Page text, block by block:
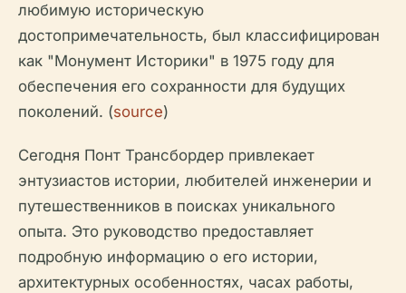
любимую историческую
достопримечательность, был классифицирован
как "Монумент Историки" в 1975 году для
обеспечения его сохранности для будущих
поколений. (source)
Сегодня Понт Трансбордер привлекает
энтузиастов истории, любителей инженерии и
путешественников в поисках уникального
опыта. Это руководство предоставляет
подробную информацию о его истории,
архитектурных особенностях, часах работы,